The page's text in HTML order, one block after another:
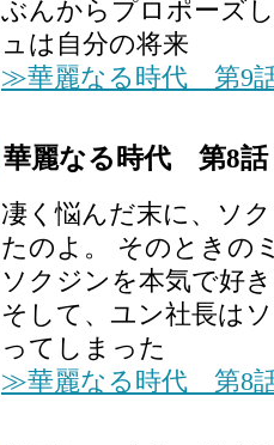
ぶんからプロポーズ
ュは自分の将来
≫華麗なる時代 第9
華麗なる時代 第8話
凄く悩んだ末に、ソ
たのよ。 そのときの
ソクジンを本気で好
そして、ユン社長は
ってしまった
≫華麗なる時代 第8